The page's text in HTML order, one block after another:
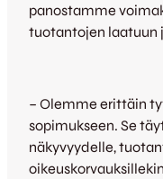
panostamme
tuotantojen laatuun
– Olemme erittäin
sopimukseen. Se
näkyvyydelle,